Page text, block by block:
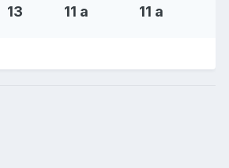
13 11 a 11 a